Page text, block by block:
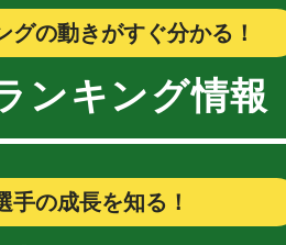
グの動きがすぐ分かる！
ンキング情報
手の成長を知る！